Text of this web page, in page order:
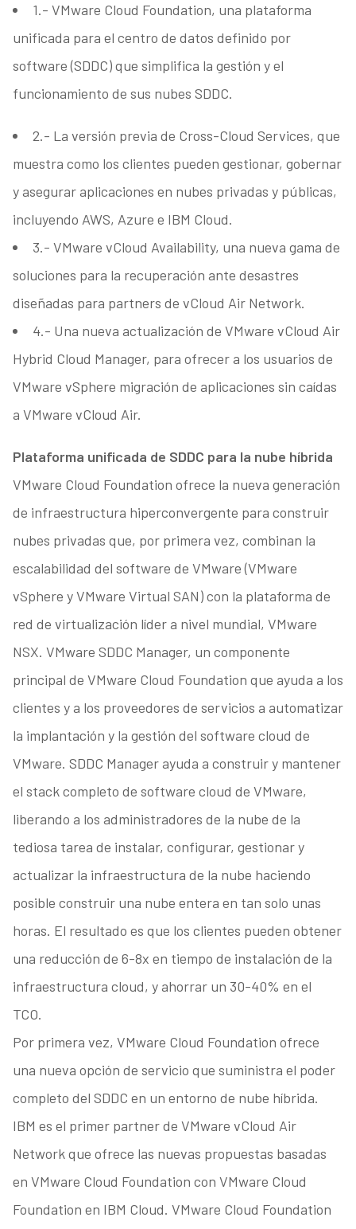
1.- VMware Cloud Foundation, una plataforma
unificada para el centro de datos definido por
software (SDDC) que simplifica la gestión y el
funcionamiento de sus nubes SDDC.
2.- La versión previa de Cross-Cloud Services, que
muestra como los clientes pueden gestionar, gobernar
y asegurar aplicaciones en nubes privadas y públicas,
incluyendo AWS, Azure e IBM Cloud.
3.- VMware vCloud Availability, una nueva gama de
soluciones para la recuperación ante desastres
diseñadas para partners de vCloud Air Network.
4.- Una nueva actualización de VMware vCloud Air
Hybrid Cloud Manager, para ofrecer a los usuarios de
VMware vSphere migración de aplicaciones sin caídas
a VMware vCloud Air.
Plataforma unificada de SDDC para la nube híbrida
VMware Cloud Foundation ofrece la nueva generación
de infraestructura hiperconvergente para construir
nubes privadas que, por primera vez, combinan la
escalabilidad del software de VMware (VMware
vSphere y VMware Virtual SAN) con la plataforma de
red de virtualización líder a nivel mundial, VMware
NSX. VMware SDDC Manager, un componente
principal de VMware Cloud Foundation que ayuda a los
clientes y a los proveedores de servicios a automatizar
la implantación y la gestión del software cloud de
VMware. SDDC Manager ayuda a construir y mantener
el stack completo de software cloud de VMware,
liberando a los administradores de la nube de la
tediosa tarea de instalar, configurar, gestionar y
actualizar la infraestructura de la nube haciendo
posible construir una nube entera en tan solo unas
horas. El resultado es que los clientes pueden obtener
una reducción de 6-8x en tiempo de instalación de la
infraestructura cloud, y ahorrar un 30-40% en el
TCO.
Por primera vez, VMware Cloud Foundation ofrece
una nueva opción de servicio que suministra el poder
completo del SDDC en un entorno de nube híbrida.
IBM es el primer partner de VMware vCloud Air
Network que ofrece las nuevas propuestas basadas
en VMware Cloud Foundation con VMware Cloud
Foundation en IBM Cloud. VMware Cloud Foundation